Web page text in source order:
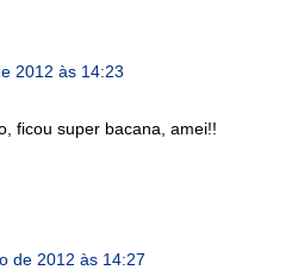
2012 às 14:23
ficou super bacana, amei!!
de 2012 às 14:27